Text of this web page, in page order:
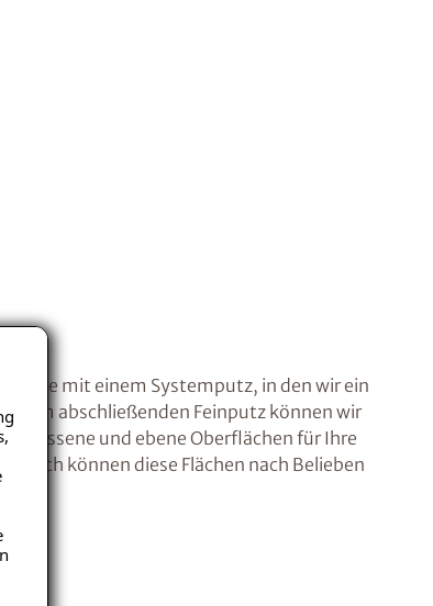
mit einem Systemputz, in den wir ein
dem abschließenden Feinputz können wir
und ebene Oberflächen für Ihre
können diese Flächen nach Belieben